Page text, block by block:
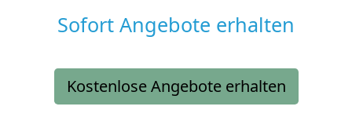
Sofort Angebote erhalten
Kostenlose Angebote erhalten